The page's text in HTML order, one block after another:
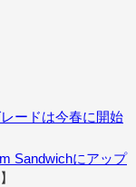
ードは今春に開始
Sandwichにアップ